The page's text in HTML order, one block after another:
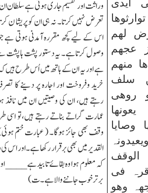
ایدی
لھم
عجھم
منھم
سلف
روھی
وصایا
الوقف
فی
وھو
وراثت اور تقسیم جاری ہوتی ہے سلطان
تعرض نہیں کرتا۔ نہ ہی ان کو پریشا ن
اس کے لیے کچھ مقررہ آمدنی ہوتی
وصول کرتا ہے۔ یہ دستور پشت ہا پشت
ہے اور یہ ان کے ہاتھ میں اُس طرح ہیں
خرید وفروخت اور اجارہ پر دینے کا
رہتے ہیں، ان کی وصیتیں ان میں نافذ
عمارت گراتے بناتے رہتے ہیں،تو اسی
وقف بھی جائز ہوگا۔ ( عبارت ختم
القدیر میں بھی برقرار رکھا ہے۔ اور اس کی
کہ معلوم ہوا وہ بقائے تابید ہے____
برتر خوب جاننے والا ہے ۔ ت )